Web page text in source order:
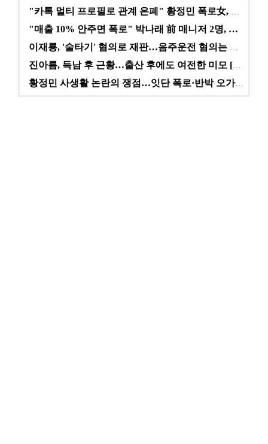
"카톡 멀티 프로필로 관계 은폐" 황정민 폭로女, 문자…
"매출 10% 안주면 폭로" 박나래 前 매니저 2명, …
이재룡, '술타기' 혐의로 재판…음주운전 혐의는 미적용…
진아름, 득남 후 근황…출산 후에도 여전한 미모 [스타…
황정민 사생활 논란의 쟁점…잇단 폭로·반박 오가는 소모…